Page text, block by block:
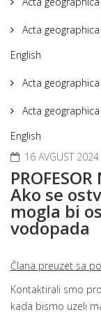
Acta
English
Acta
Acta
English
16 AVGUST 2024
Ako se
mogla bi
vodopada
Člana preuzet sa
Kontaktirali smo
kada bismo uzeli